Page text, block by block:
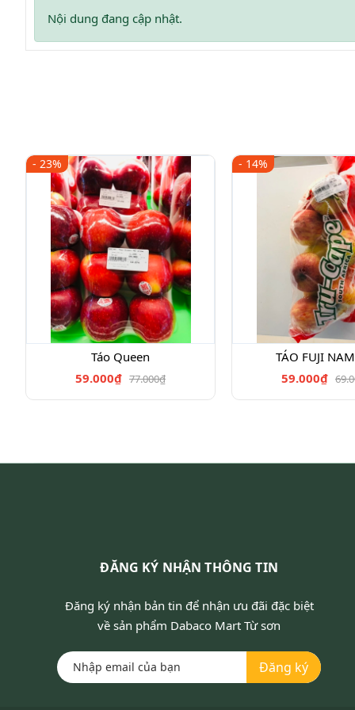
Nội dung đang cập nhật.
- 23%
Táo Queen
59.000₫ 77.000₫
- 14%
TÁO FUJI
59.000₫
ĐĂNG KÝ NHẬN THÔNG TIN
Đăng ký nhận bản tin để nhận ưu đãi đặc biệt
về sản phẩm Dabaco Mart Từ sơn
Đăng ký